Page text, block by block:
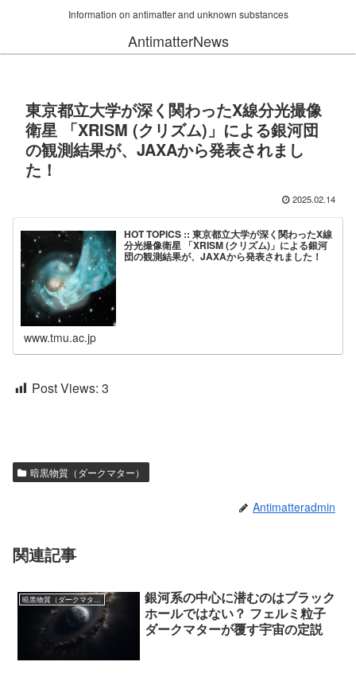
Information on antimatter and unknown substances
AntimatterNews
東京都立大学が深く関わったX線分光撮像
衛星 「XRISM (クリズム)」による銀河団
の観測結果が、JAXAから発表されまし
た！
2025.02.14
HOT TOPICS :: 東京都立大学が深く関わったX線
分光撮像衛星 「XRISM (クリズム)」による銀河
団の観測結果が、JAXAから発表されました！
www.tmu.ac.jp
Post Views: 3
暗黒物質（ダークマター）
Antimatteradmin
関連記事
暗黒物質（ダークマター）
銀河系の中心に潜むのはブラック
ホールではない？ フェルミ粒子
ダークマターが覆す宇宙の定説